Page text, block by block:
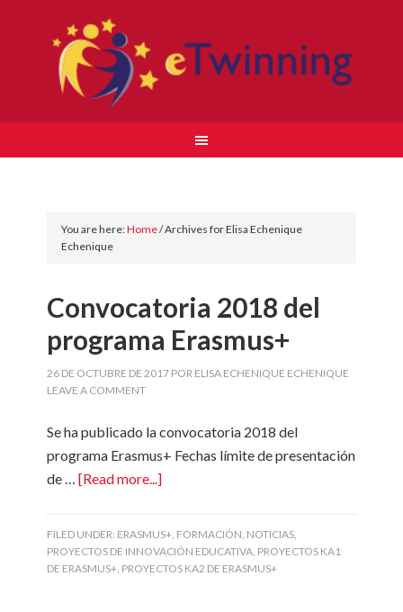
You are here:Home/Archives for Elisa Echenique
Echenique
Convocatoria 2018 del
programa Erasmus+
26 DE OCTUBRE DE 2017 POR ELISA ECHENIQUE ECHENIQUE
LEAVE A COMMENT
Se ha publicado la convocatoria 2018 del
programa Erasmus+ Fechas límite de presentación
de …[Read more...]
FILED UNDER: ERASMUS+, FORMACIÓN, NOTICIAS,
PROYECTOS DE INNOVACIÓN EDUCATIVA, PROYECTOS KA1
DE ERASMUS+, PROYECTOS KA2 DE ERASMUS+